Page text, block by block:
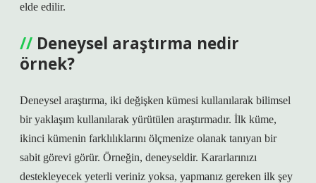
elde edilir.
Deneysel araştırma nedir
örnek?
Deneysel araştırma, iki değişken kümesi kullanılarak bilimsel
bir yaklaşım kullanılarak yürütülen araştırmadır. İlk küme,
ikinci kümenin farklılıklarını ölçmenize olanak tanıyan bir
sabit görevi görür. Örneğin, deneyseldir. Kararlarınızı
destekleyecek yeterli veriniz yoksa, yapmanız gereken ilk şey